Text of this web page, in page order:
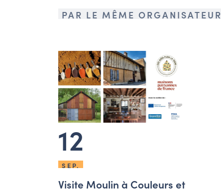
PAR LE MÊME ORGANISATEUR
12
SEP.
Visite Moulin à Couleurs et